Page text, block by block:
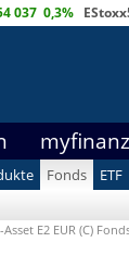
037 0,3%
Fonds ETF
E2 EUR (C)